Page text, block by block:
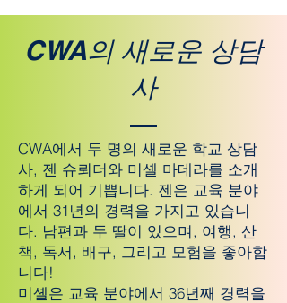
CWA의 새로운 상담
사
CWA에서 두 명의 새로운 학교 상담
사, 젠 슈뢰더와 미셸 마데라를 소개
하게 되어 기쁩니다. 젠은 교육 분야
에서 31년의 경력을 가지고 있습니
다. 남편과 두 딸이 있으며, 여행, 산
책, 독서, 배구, 그리고 모험을 좋아합
니다!
미셸은 교육 분야에서 36년째 경력을